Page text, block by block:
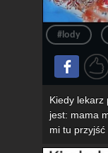
#lody
Kiedy lekarz
jest: mama
mi tu przyjść